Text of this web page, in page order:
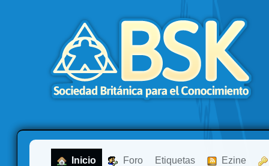
Inicio Foro Etiquetas Ezine